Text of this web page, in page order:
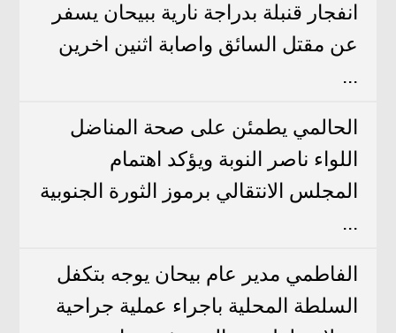
انفجار قنبلة بدراجة نارية ببيحان يسفر
عن مقتل السائق واصابة اثنين اخرين
...
الحالمي يطمئن على صحة المناضل
اللواء ناصر النوبة ويؤكد اهتمام
المجلس الانتقالي برموز الثورة الجنوبية
...
الفاطمي مدير عام بيحان يوجه بتكفل
السلطة المحلية باجراء عملية جراحية